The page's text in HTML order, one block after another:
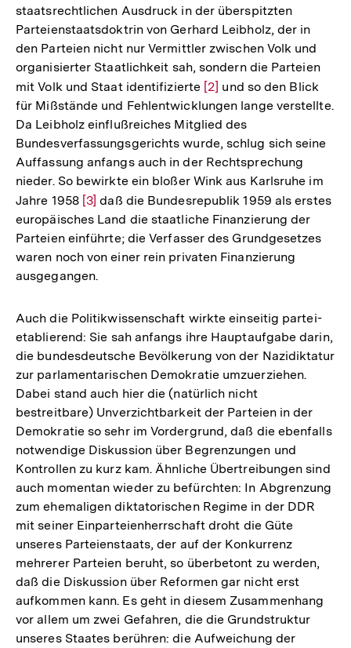
staatsrechtlichen Ausdruck in der überspitzten
Parteienstaatsdoktrin von Gerhard Leibholz, der in
den Parteien nicht nur Vermittler zwischen Volk und
organisierter Staatlichkeit sah, sondern die Parteien
mit Volk und Staat identifizierte Zur
Auflösung
der
Fußnote
[2] und so den Blick
für Mißstände und Fehlentwicklungen lange verstellte.
Da Leibholz einflußreiches Mitglied des
Bundesverfassungsgerichts wurde, schlug sich seine
Auffassung anfangs auch in der Rechtsprechung
nieder. So bewirkte ein bloßer Wink aus Karlsruhe im
Jahre 1958 Zur
Auflösung
der
Fußnote
[3] daß die Bundesrepublik 1959 als erstes
europäisches Land die staatliche Finanzierung der
Parteien einführte; die Verfasser des Grundgesetzes
waren noch von einer rein privaten Finanzierung
ausgegangen.
Auch die Politikwissenschaft wirkte einseitig partei-
etablierend: Sie sah anfangs ihre Hauptaufgabe darin,
die bundesdeutsche Bevölkerung von der Nazidiktatur
zur parlamentarischen Demokratie umzuerziehen.
Dabei stand auch hier die (natürlich nicht
bestreitbare) Unverzichtbarkeit der Parteien in der
Demokratie so sehr im Vordergrund, daß die ebenfalls
notwendige Diskussion über Begrenzungen und
Kontrollen zu kurz kam. Ähnliche Übertreibungen sind
auch momentan wieder zu befürchten: In Abgrenzung
zum ehemaligen diktatorischen Regime in der DDR
mit seiner Einparteienherrschaft droht die Güte
unseres Parteienstaats, der auf der Konkurrenz
mehrerer Parteien beruht, so überbetont zu werden,
daß die Diskussion über Reformen gar nicht erst
aufkommen kann. Es geht in diesem Zusammenhang
vor allem um zwei Gefahren, die die Grundstruktur
unseres Staates berühren: die Aufweichung der